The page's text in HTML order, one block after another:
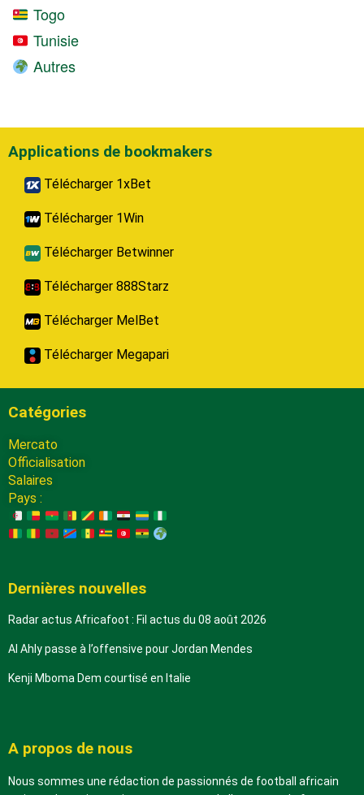
Togo
Tunisie
Autres
Applications de bookmakers
Télécharger 1xBet
Télécharger 1Win
Télécharger Betwinner
Télécharger 888Starz
Télécharger MelBet
Télécharger Megapari
Catégories
Mercato
Officialisation
Salaires
Pays :
Dernières nouvelles
Radar actus Africafoot : Fil actus du 08 août 2026
Al Ahly passe à l’offensive pour Jordan Mendes
Kenji Mboma Dem courtisé en Italie
A propos de nous
Nous sommes une rédaction de passionnés de football africain